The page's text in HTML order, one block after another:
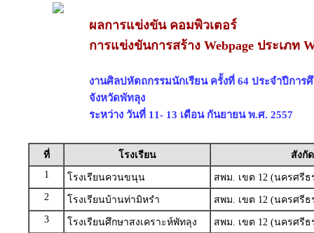
ผลการแข่งขัน คอมพิวเตอร์
การแข่งขันการสร้าง Webpage ประเภท
งานศิลปหัตถกรรมนักเรียน ครั้งที่ 64 ประจำปีการ
จังหวัดพัทลุง
ระหว่าง วันที่ 11- 13 เดือน กันยายน พ.ศ. 2557
ที่ โรงเรียน
สังกัด
1
โรงเรียนควนขนุน
สพม. เขต 12 (นครศรี
2
โรงเรียนบ้านท่ามิหรำ
สพม. เขต 12 (นครศรี
3
โรงเรียนศึกษาสงเคราะห์พัทลุง
สพม. เขต 12 (นครศรี